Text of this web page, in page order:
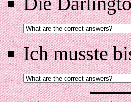
Ich musste